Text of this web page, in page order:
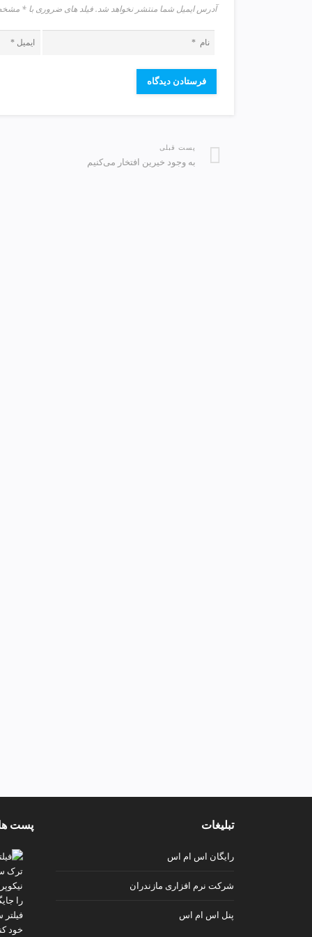
آدرس ایمیل شما منتشر نخواهد شد. فیلد های ضروری با *
پست قبلی
به وجود خیرین افتخار می‌کنیم
تبلیغات
رایگان اس ام اس
شرکت نرم افزاری مازندران
پنل اس ام اس
پست